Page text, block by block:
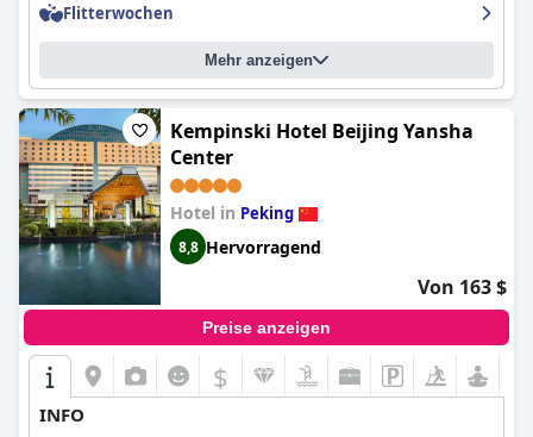
Flitterwochen
Mehr anzeigen
Kempinski Hotel Beijing Yansha
Center
Hotel in Peking
8,8 Hervorragend
Von 163 $
Preise anzeigen
$
INFO